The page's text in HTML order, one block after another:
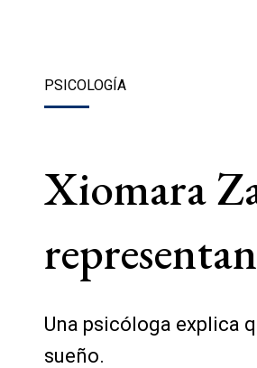
PSICOLOGÍA
Xiomara
Una psicóloga explica
sueño.